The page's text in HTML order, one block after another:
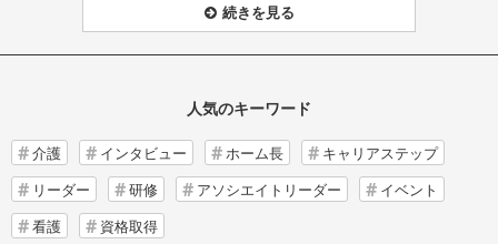
続きを見る
人気のキーワード
介護 インタビュー ホーム長
キャリアステップ
リーダー
研修 アソシエイトリーダー
イベント
看護
資格取得